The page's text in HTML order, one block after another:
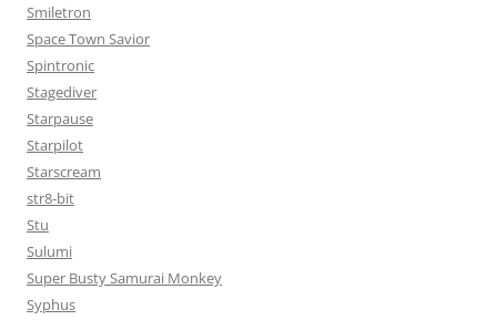
Smiletron
Space Town Savior
Spintronic
Stagediver
Starpause
Starpilot
Starscream
str8-bit
Stu
Sulumi
Super Busty Samurai Monkey
Syphus